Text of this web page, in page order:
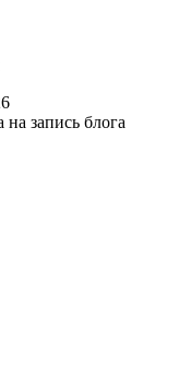
запись блога